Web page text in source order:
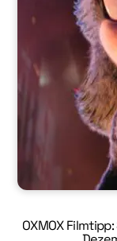
OXMOX Filmtipp: